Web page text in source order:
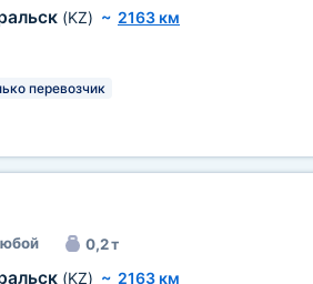
(KZ) ~ 2163 км
перевозчик
0,2 т
(KZ) ~ 2163 км